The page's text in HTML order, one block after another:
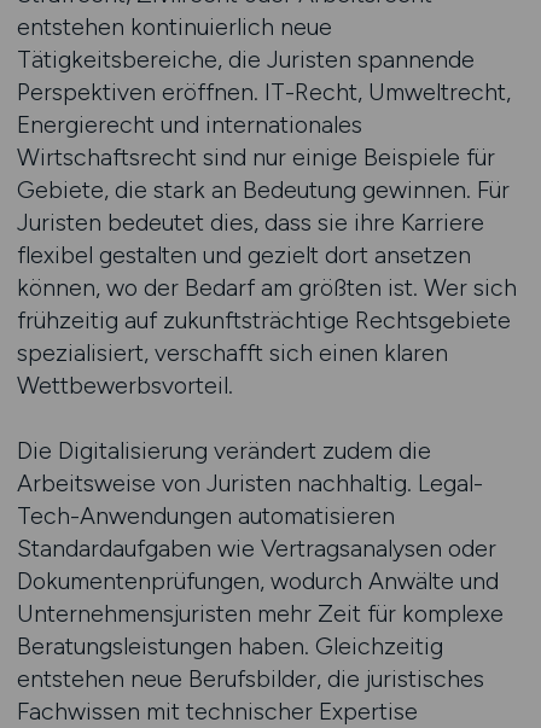
entstehen kontinuierlich neue
Tätigkeitsbereiche, die Juristen spannende
Perspektiven eröffnen. IT-Recht, Umweltrecht,
Energierecht und internationales
Wirtschaftsrecht sind nur einige Beispiele für
Gebiete, die stark an Bedeutung gewinnen. Für
Juristen bedeutet dies, dass sie ihre Karriere
flexibel gestalten und gezielt dort ansetzen
können, wo der Bedarf am größten ist. Wer sich
frühzeitig auf zukunftsträchtige Rechtsgebiete
spezialisiert, verschafft sich einen klaren
Wettbewerbsvorteil.
Die Digitalisierung verändert zudem die
Arbeitsweise von Juristen nachhaltig. Legal-
Tech-Anwendungen automatisieren
Standardaufgaben wie Vertragsanalysen oder
Dokumentenprüfungen, wodurch Anwälte und
Unternehmensjuristen mehr Zeit für komplexe
Beratungsleistungen haben. Gleichzeitig
entstehen neue Berufsbilder, die juristisches
Fachwissen mit technischer Expertise